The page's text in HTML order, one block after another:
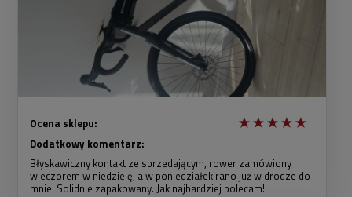
Ocena sklepu:
Dodatkowy komentarz:
Błyskawiczny kontakt ze sprzedającym, rower zamówiony
wieczorem w niedzielę, a w poniedziałek rano już w drodze do
mnie. Solidnie zapakowany. Jak najbardziej polecam!